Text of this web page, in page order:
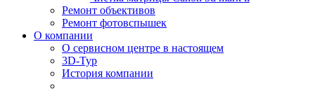
Ремонт объективов
Ремонт фотовспышек
О компании
О сервисном центре в настоящем
3D-Тур
История компании